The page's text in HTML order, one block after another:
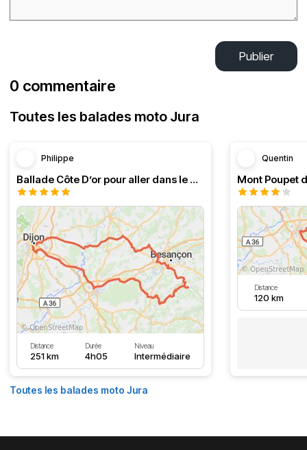
Publier
0 commentaire
Toutes les balades moto Jura
Philippe
Ballade Côte D’or pour aller dans le Doubs
Distance
251 km
Durée
4h05
Niveau
Intermédiaire
Quentin
Mont Poupet
Distance
120 km
Toutes les balades moto Jura